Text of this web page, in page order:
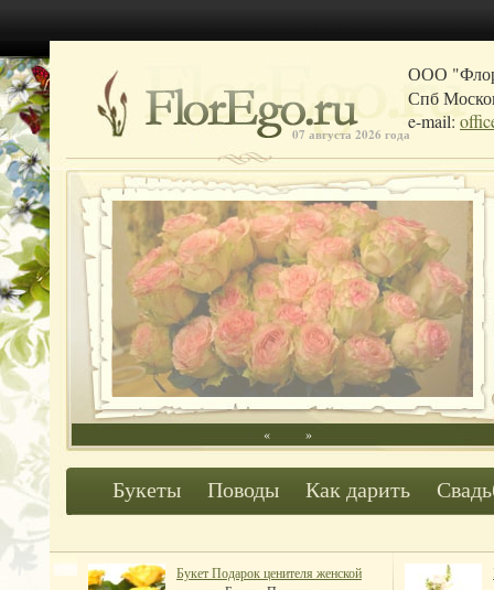
07 августа 2026 года
« »
Букеты Поводы Как дарить
Букет Подарок ценителя женской
ООО
Спб
e-mail: